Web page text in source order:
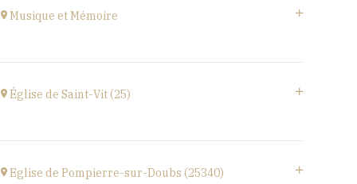
à18H30
Musique et Mémoire
(70310)
à 17H00
Église de Saint-Vit (25)
25410 SAINT-VIT
à 18H00
Eglise de Pompierre-sur-Doubs (25340)